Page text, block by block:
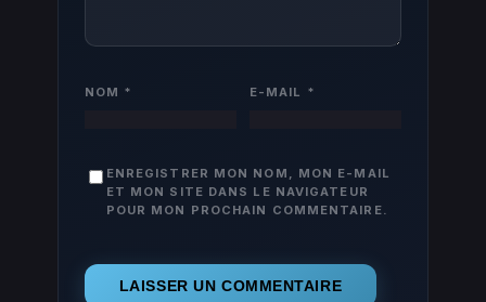
NOM * E-MAIL *
ENREGISTRER MON NOM, MON E-MAIL
ET MON SITE DANS LE NAVIGATEUR
POUR MON PROCHAIN COMMENTAIRE.